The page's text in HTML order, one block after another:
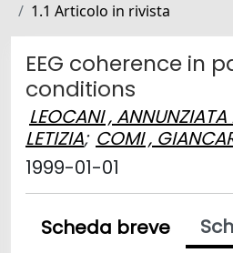
1.1 Articolo in rivista
EEG coherence in
conditions
LEOCANI , ANNUNZIATA
LETIZIA; COMI ,
1999-01-01
Scheda breve